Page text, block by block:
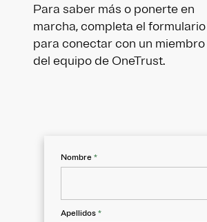
Para saber más o ponerte en
marcha, completa el formulario
para conectar con un miembro
del equipo de OneTrust.
Nombre *
Apellidos *